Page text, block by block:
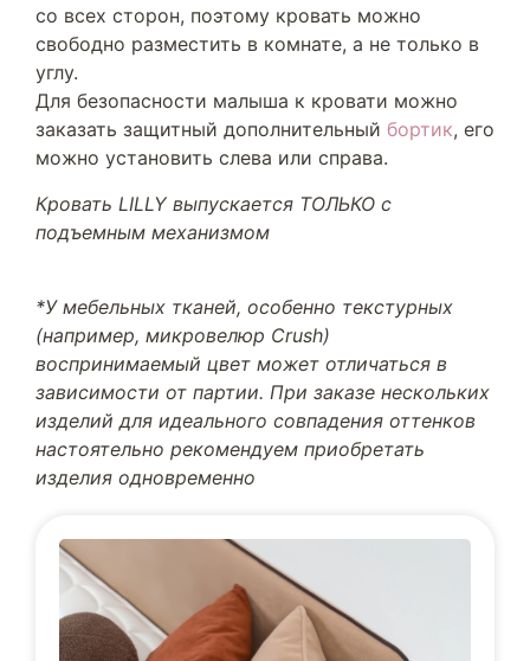
со всех сторон, поэтому кровать можно
свободно разместить в комнате, а не только в
углу.
Для безопасности малыша к кровати можно
заказать защитный дополнительный бортик, его
можно установить слева или справа.
Кровать LILLY выпускается ТОЛЬКО с
подъемным механизмом
*У мебельных тканей, особенно текстурных
(например, микровелюр Crush)
воспринимаемый цвет может отличаться в
зависимости от партии. При заказе нескольких
изделий для идеального совпадения оттенков
настоятельно рекомендуем приобретать
изделия одновременно